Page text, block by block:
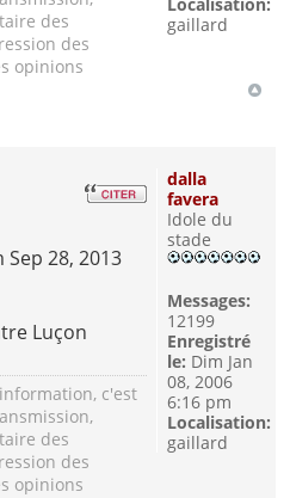
des
des
opinions
gaillard
Sep 28, 2013
Luçon
c'est
des
des
opinions
dalla
favera
Idole du
stade
Messages:
12199
Enregistré
le: Dim Jan
08, 2006
6:16 pm
Localisation:
gaillard